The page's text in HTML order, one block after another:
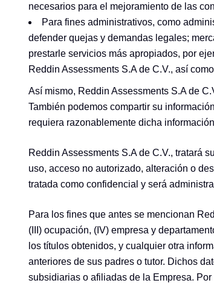
necesarios para el mejoramiento de las
Para fines administrativos, como
defender quejas y demandas legales;
prestarle servicios más apropiados, por
Reddin Assessments S.A de C.V., así
Así mismo, Reddin Assessments S.A de
También podemos compartir su
requiera razonablemente dicha
Reddin Assessments S.A de C.V., tratará
uso, acceso no autorizado, alteración o
tratada como confidencial y será
Para los fines que antes se mencionan
(III) ocupación, (IV) empresa y
los títulos obtenidos, y cualquier otra
anteriores de sus padres o tutor. Dichos
subsidiarias o afiliadas de la Empresa.